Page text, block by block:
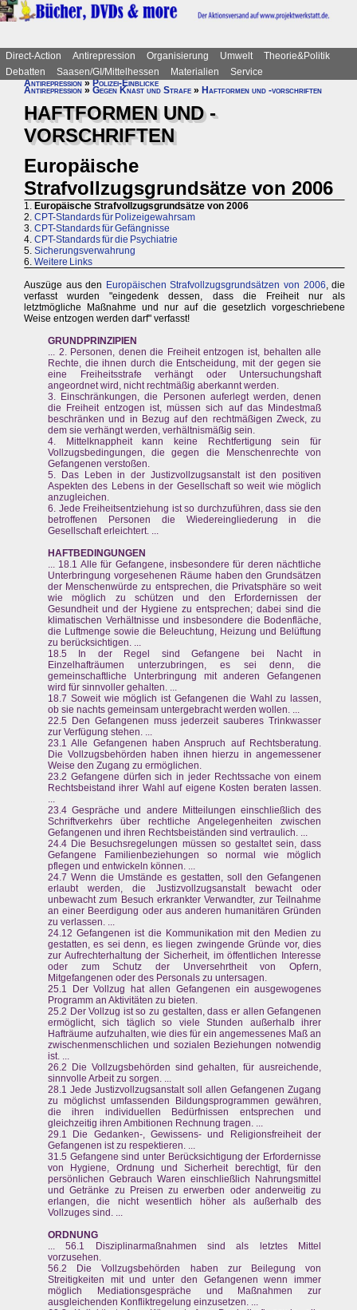
Direct-Action Antirepression Organisierung Umwelt
Theorie&Politik
Debatten
Saasen/GI/Mittelhessen Materialien
Service
Antirepression»Polizei-Einblicke
Antirepression » Gegen Knast und Strafe » Haftformen und -vorschriften
HAFTFORMEN UND -
VORSCHRIFTEN
Europäische
Strafvollzugsgrundsätze von 2006
1. Europäische Strafvollzugsgrundsätze von 2006
2. CPT-Standards für Polizeigewahrsam
3. CPT-Standards für Gefängnisse
4. CPT-Standards für die Psychiatrie
5. Sicherungsverwahrung
6. Weitere Links
Auszüge aus den Europäischen Strafvollzugsgrundsätzen von 2006, die
verfasst wurden "eingedenk dessen, dass die Freiheit nur als
letztmögliche Maßnahme und nur auf die gesetzlich vorgeschriebene
Weise entzogen werden darf" verfasst!
GRUNDPRINZIPIEN
... 2. Personen, denen die Freiheit entzogen ist, behalten alle
Rechte, die ihnen durch die Entscheidung, mit der gegen sie
eine Freiheitsstrafe verhängt oder Untersuchungshaft
angeordnet wird, nicht rechtmäßig aberkannt werden.
3. Einschränkungen, die Personen auferlegt werden, denen
die Freiheit entzogen ist, müssen sich auf das Mindestmaß
beschränken und in Bezug auf den rechtmäßigen Zweck, zu
dem sie verhängt werden, verhältnismäßig sein.
4. Mittelknappheit kann keine Rechtfertigung sein für
Vollzugsbedingungen, die gegen die Menschenrechte von
Gefangenen verstoßen.
5. Das Leben in der Justizvollzugsanstalt ist den positiven
Aspekten des Lebens in der Gesellschaft so weit wie möglich
anzugleichen.
6. Jede Freiheitsentziehung ist so durchzuführen, dass sie den
betroffenen Personen die Wiedereingliederung in die
Gesellschaft erleichtert. ...
HAFTBEDINGUNGEN
... 18.1 Alle für Gefangene, insbesondere für deren nächtliche
Unterbringung vorgesehenen Räume haben den Grundsätzen
der Menschenwürde zu entsprechen, die Privatsphäre so weit
wie möglich zu schützen und den Erfordernissen der
Gesundheit und der Hygiene zu entsprechen; dabei sind die
klimatischen Verhältnisse und insbesondere die Bodenfläche,
die Luftmenge sowie die Beleuchtung, Heizung und Belüftung
zu berücksichtigen. ...
18.5 In der Regel sind Gefangene bei Nacht in
Einzelhafträumen unterzubringen, es sei denn, die
gemeinschaftliche Unterbringung mit anderen Gefangenen
wird für sinnvoller gehalten. ...
18.7 Soweit wie möglich ist Gefangenen die Wahl zu lassen,
ob sie nachts gemeinsam untergebracht werden wollen. ...
22.5 Den Gefangenen muss jederzeit sauberes Trinkwasser
zur Verfügung stehen. ...
23.1 Alle Gefangenen haben Anspruch auf Rechtsberatung.
Die Vollzugsbehörden haben ihnen hierzu in angemessener
Weise den Zugang zu ermöglichen.
23.2 Gefangene dürfen sich in jeder Rechtssache von einem
Rechtsbeistand ihrer Wahl auf eigene Kosten beraten lassen.
...
23.4 Gespräche und andere Mitteilungen einschließlich des
Schriftverkehrs über rechtliche Angelegenheiten zwischen
Gefangenen und ihren Rechtsbeiständen sind vertraulich. ...
24.4 Die Besuchsregelungen müssen so gestaltet sein, dass
Gefangene Familienbeziehungen so normal wie möglich
pflegen und entwickeln können. ...
24.7 Wenn die Umstände es gestatten, soll den Gefangenen
erlaubt werden, die Justizvollzugsanstalt bewacht oder
unbewacht zum Besuch erkrankter Verwandter, zur Teilnahme
an einer Beerdigung oder aus anderen humanitären Gründen
zu verlassen. ...
24.12 Gefangenen ist die Kommunikation mit den Medien zu
gestatten, es sei denn, es liegen zwingende Gründe vor, dies
zur Aufrechterhaltung der Sicherheit, im öffentlichen Interesse
oder zum Schutz der Unversehrtheit von Opfern,
Mitgefangenen oder des Personals zu untersagen.
25.1 Der Vollzug hat allen Gefangenen ein ausgewogenes
Programm an Aktivitäten zu bieten.
25.2 Der Vollzug ist so zu gestalten, dass er allen Gefangenen
ermöglicht, sich täglich so viele Stunden außerhalb ihrer
Hafträume aufzuhalten, wie dies für ein angemessenes Maß an
zwischenmenschlichen und sozialen Beziehungen notwendig
ist. ...
26.2 Die Vollzugsbehörden sind gehalten, für ausreichende,
sinnvolle Arbeit zu sorgen. ...
28.1 Jede Justizvollzugsanstalt soll allen Gefangenen Zugang
zu möglichst umfassenden Bildungsprogrammen gewähren,
die ihren individuellen Bedürfnissen entsprechen und
gleichzeitig ihren Ambitionen Rechnung tragen. ...
29.1 Die Gedanken-, Gewissens- und Religionsfreiheit der
Gefangenen ist zu respektieren. ...
31.5 Gefangene sind unter Berücksichtigung der Erfordernisse
von Hygiene, Ordnung und Sicherheit berechtigt, für den
persönlichen Gebrauch Waren einschließlich Nahrungsmittel
und Getränke zu Preisen zu erwerben oder anderweitig zu
erlangen, die nicht wesentlich höher als außerhalb des
Vollzuges sind. ...
ORDNUNG
... 56.1 Disziplinarmaßnahmen sind als letztes Mittel
vorzusehen.
56.2 Die Vollzugsbehörden haben zur Beilegung von
Streitigkeiten mit und unter den Gefangenen wenn immer
möglich Mediationsgespräche und Maßnahmen zur
ausgleichenden Konfliktregelung einzusetzen. ...